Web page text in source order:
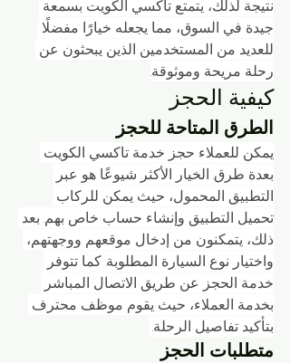
نتيجة لذلك، يتمتع تاكسي الكويت بسمعة
جيدة في السوق، مما يجعله خيارًا مفضلًا
للعديد من المستخدمين الذين يبحثون عن
رحلة مريحة وموثوقة.
كيفية الحجز
الطرق المتاحة للحجز
يمكن للعملاء حجز خدمة تاكسي الكويت
بعدة طرق. الخيار الأكثر شيوعًا هو عبر
التطبيق المحمول، حيث يمكن للركاب
تحميل التطبيق وإنشاء حساب خاص بهم. بعد
ذلك، يتمكنون من إدخال موقعهم ووجهتهم،
واختيار نوع السيارة المطلوبة. كما تتوفر
خدمة الحجز عن طريق الاتصال المباشر
بخدمة العملاء، حيث يقوم موظف محترف
بتأكيد تفاصيل الرحلة.
متطلبات الحجز